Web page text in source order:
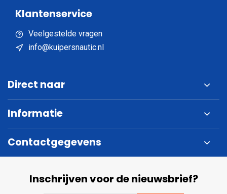
Klantenservice
Veelgestelde vragen
info@kuipersnautic.nl
Direct naar
Informatie
Contactgegevens
Inschrijven voor de nieuwsbrief?